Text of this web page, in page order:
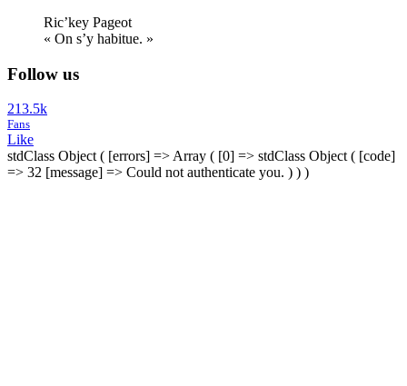
Ric’key Pageot
« On s’y habitue. »
Follow us
213.5k
Fans
Like
stdClass Object ( [errors] => Array ( [0] => stdClass Object ( [code]
=> 32 [message] => Could not authenticate you. ) ) )